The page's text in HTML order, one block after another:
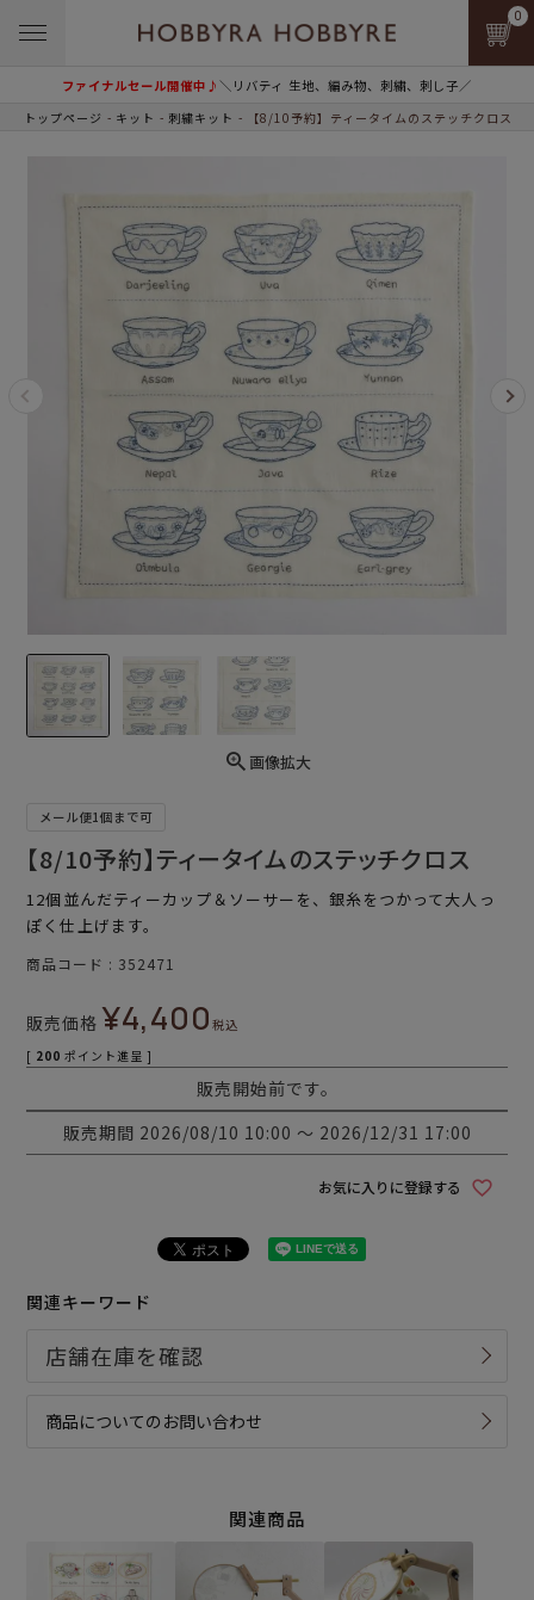
ファイナルセール開催中♪＼リバティ 生地、編み物、刺繍、刺し子／
0
トップページ キット 刺繍キット 【8/10予約】ティータイムのステッチクロス
画像拡大
メール便1個まで可
【8/10予約】ティータイムのステッチクロス
12個並んだティーカップ＆ソーサーを、銀糸をつかって大人っ
ぽく仕上げます。
商品コード 352471
販売価格 ¥4,400税込
[ 200 ポイント進呈 ]
販売開始前です。
販売期間 2026/08/10 10:00 〜 2026/12/31 17:00
お気に入りに登録する
関連キーワード
商品についてのお問い合わせ
関連商品